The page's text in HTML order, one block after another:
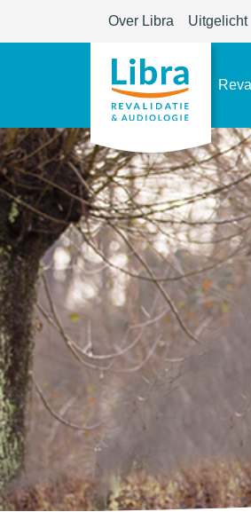
Over Libra Uitgelicht